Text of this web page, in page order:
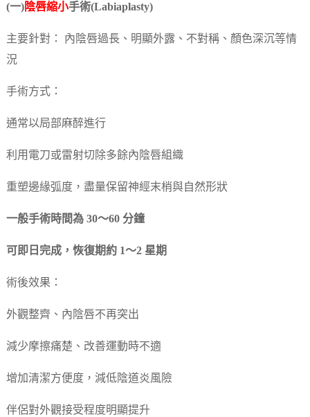
(一)陰唇縮小手術(Labiaplasty)
主要針對： 內陰唇過長、明顯外露、不對稱、顏色深沉等情
況
手術方式：
通常以局部麻醉進行
利用電刀或雷射切除多餘內陰唇組織
重塑邊緣弧度，盡量保留神經末梢與自然形狀
一般手術時間為 30～60 分鐘
可即日完成，恢復期約 1～2 星期
術後效果：
外觀整齊、內陰唇不再突出
減少摩擦痛楚、改善運動時不適
增加清潔方便度，減低陰道炎風險
伴侶對外觀接受程度明顯提升